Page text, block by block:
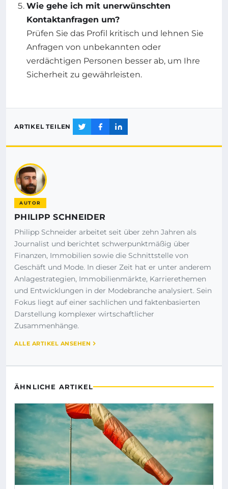
Wie gehe ich mit unerwünschten
Kontaktanfragen um?
Prüfen Sie das Profil kritisch und lehnen Sie
Anfragen von unbekannten oder
verdächtigen Personen besser ab, um Ihre
Sicherheit zu gewährleisten.
ARTIKEL TEILEN
AUTOR
PHILIPP SCHNEIDER
Philipp Schneider arbeitet seit über zehn Jahren als
Journalist und berichtet schwerpunktmäßig über
Finanzen, Immobilien sowie die Schnittstelle von
Geschäft und Mode. In dieser Zeit hat er unter anderem
Anlagestrategien, Immobilienmärkte, Karrierethemen
und Entwicklungen in der Modebranche analysiert. Sein
Fokus liegt auf einer sachlichen und faktenbasierten
Darstellung komplexer wirtschaftlicher
Zusammenhänge.
ALLE ARTIKEL ANSEHEN
ÄHNLICHE ARTIKEL